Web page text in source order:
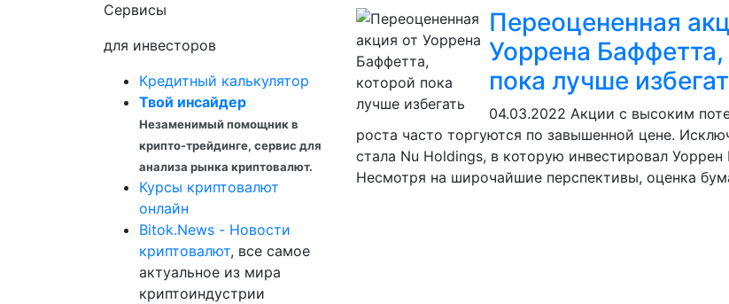
Сервисы
для инвесторов
Кредитный калькулятор
Твой инсайдер
Незаменимый помощник в
крипто-трейдинге, сервис для
анализа рынка криптовалют.
Курсы криптовалют
онлайн
Bitok.News - Новости
криптовалют, все самое
актуальное из мира
криптоиндустрии
Переоцененная
Уоррена Баффетта,
пока лучше
04.03.2022 Акции с высоким
роста часто торгуются по завышенной цене.
стала Nu Holdings, в которую инвестировал Уоррен
Несмотря на широчайшие перспективы, оценка